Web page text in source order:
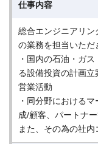
仕事内容
総合エンジニアリ
の業務を担当いただ
・国内の石油・ガ
る設備投資の計画
営業活動
・同分野における
成/顧客、パートナ
また、その為の社